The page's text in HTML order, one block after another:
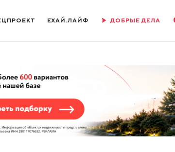
ЕХАЙ.ЛАЙФ ДОБРЫЕ ДЕЛА